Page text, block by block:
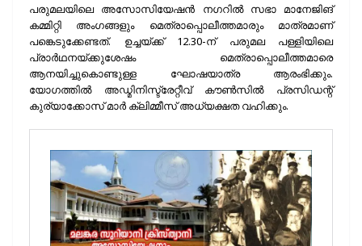
പരുമലയിലെ അസോസിയേഷൻ നഗറിൽ സഭാ മാനേജിങ്
കമ്മിറ്റി അംഗങ്ങളും മെത്രാപ്പൊലീത്തമാരും മാത്രമാണ്
പങ്കെടുക്കേണ്ടത്. ഉച്ചയ്ക്ക് 12.30-ന് പരുമല പള്ളിയിലെ
പ്രാർഥനയ്ക്കുശേഷം മെത്രാപ്പൊലീത്തമാരെ
ആനയിച്ചുകൊണ്ടുള്ള ഘോഷയാത്ര ആരംഭിക്കും.
യോഗത്തിൽ അഡ്മിനിസ്ട്രേറ്റീവ് കൗൺസിൽ പ്രസിഡന്റ്
കുര്യാക്കോസ് മാർ ക്ലിമ്മീസ് അധ്യക്ഷത വഹിക്കും.